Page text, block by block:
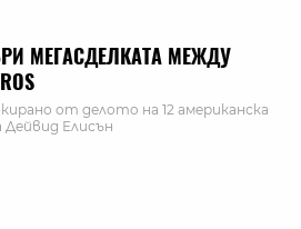
МЕГАСДЕЛКАТА МЕЖДУ
от делото на 12 американска
Елисън